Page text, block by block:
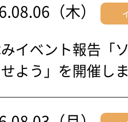
（木）
イベント報告「
よう」を開催し